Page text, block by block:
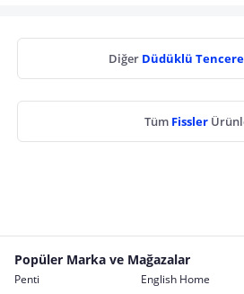
Diğer Düdüklü Tencere
Tüm Fissler
Popüler Marka ve Mağazalar
Penti English Home